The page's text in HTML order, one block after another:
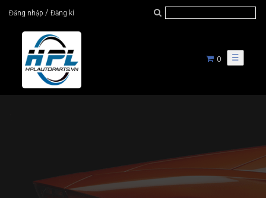
Đăng nhập / Đăng kí
☰
0